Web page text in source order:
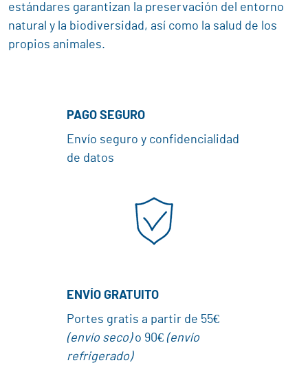
estándares garantizan la preservación del entorno
natural y la biodiversidad, así como la salud de los
propios animales.
PAGO SEGURO
Envío seguro y confidencialidad
de datos
ENVÍO GRATUITO
Portes gratis a partir de 55€
(envío seco)o 90€ (envío
refrigerado)